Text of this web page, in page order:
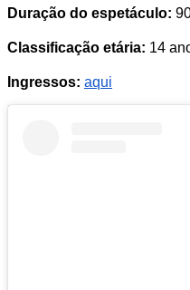
Duração do espetáculo:
Classificação etária: 14
Ingressos: aqui